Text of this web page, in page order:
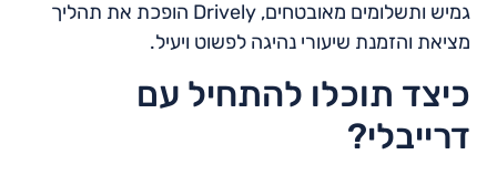
גמיש ותשלומים מאובטחים, Drively הופכת את תהליך
מציאת והזמנת שיעורי נהיגה לפשוט ויעיל.
כיצד תוכלו להתחיל עם
דרייבלי?